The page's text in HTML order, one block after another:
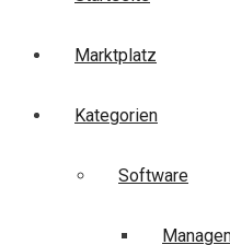
Marktplatz
Kategorien
Software